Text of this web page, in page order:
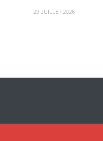
29 JUILLET 2026